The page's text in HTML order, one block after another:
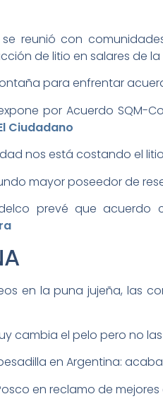
se reunió con
de litio en salares de la
para enfrentar
por Acuerdo SQM-
Ciudadano
nos está costando el
mayor poseedor de
prevé que
cambia el pelo pero no
en Argentina:
en reclamo de mejores